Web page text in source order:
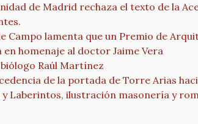
de Madrid rechaza el texto de la
Campo lamenta que un Premio de
homenaje al doctor Jaime Vera
Raúl Martínez
de la portada de Torre Arias
y Laberintos, ilustración masonería y